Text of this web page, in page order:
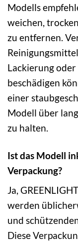
Modells
weichen,
zu entfernen.
Lackierung
beschädigen
einer
Modell über
zu halten.
Ist das Modell
Verpackung?
Ja,
werden
und
Diese